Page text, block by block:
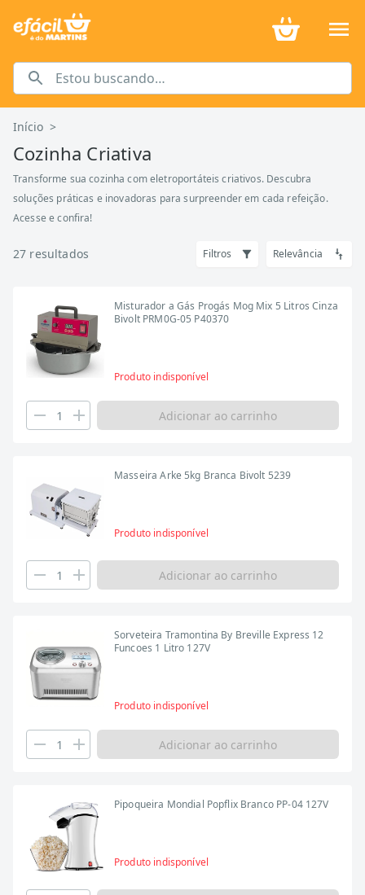
Início >
Cozinha Criativa
Transforme sua cozinha com eletroportáteis criativos. Descubra
soluções práticas e inovadoras para surpreender em cada refeição.
Acesse e confira!
27 resultados Filtros Relevância
Misturador a Gás Progás Mog Mix 5 Litros Cinza
Bivolt PRM0G-05 P40370
Produto indisponível
Adicionar ao carrinho
Masseira Arke 5kg Branca Bivolt 5239
Produto indisponível
Adicionar ao carrinho
Sorveteira Tramontina By Breville Express 12
Funcoes 1 Litro 127V
Produto indisponível
Adicionar ao carrinho
Pipoqueira Mondial Popflix Branco PP-04 127V
Produto indisponível